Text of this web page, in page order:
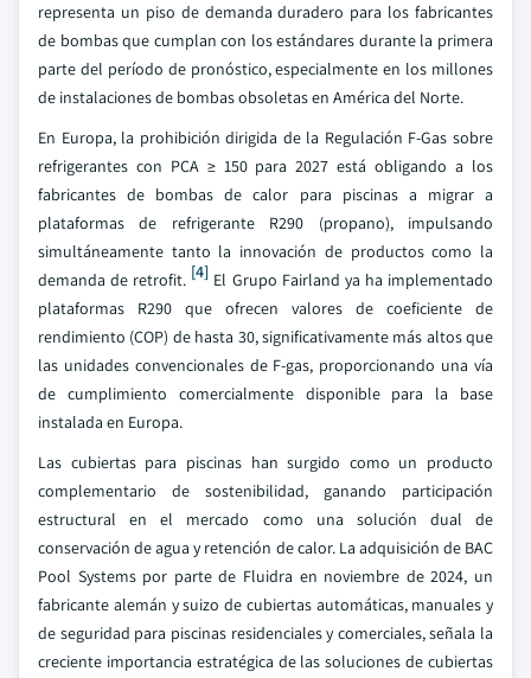
representa un piso de demanda duradero para los fabricantes
de bombas que cumplan con los estándares durante la primera
parte del período de pronóstico, especialmente en los millones
de instalaciones de bombas obsoletas en América del Norte.
En Europa, la prohibición dirigida de la Regulación F-Gas sobre
refrigerantes con PCA ≥ 150 para 2027 está obligando a los
fabricantes de bombas de calor para piscinas a migrar a
plataformas de refrigerante R290 (propano), impulsando
simultáneamente tanto la innovación de productos como la
demanda de retrofit. [4] El Grupo Fairland ya ha implementado
plataformas R290 que ofrecen valores de coeficiente de
rendimiento (COP) de hasta 30, significativamente más altos que
las unidades convencionales de F-gas, proporcionando una vía
de cumplimiento comercialmente disponible para la base
instalada en Europa.
Las cubiertas para piscinas han surgido como un producto
complementario de sostenibilidad, ganando participación
estructural en el mercado como una solución dual de
conservación de agua y retención de calor. La adquisición de BAC
Pool Systems por parte de Fluidra en noviembre de 2024, un
fabricante alemán y suizo de cubiertas automáticas, manuales y
de seguridad para piscinas residenciales y comerciales, señala la
creciente importancia estratégica de las soluciones de cubiertas